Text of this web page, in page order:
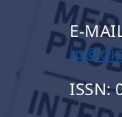
E-
ISSN: